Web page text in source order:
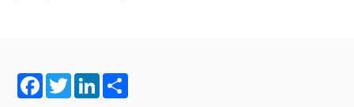
Facebook
TwitterLinkedIn